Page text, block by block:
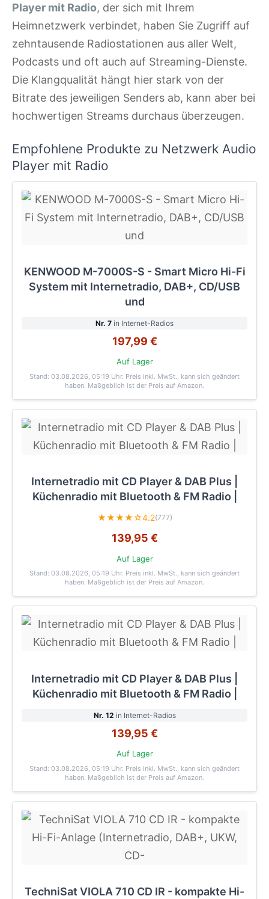
Player mit Radio, der sich mit Ihrem
Heimnetzwerk verbindet, haben Sie Zugriff auf
zehntausende Radiostationen aus aller Welt,
Podcasts und oft auch auf Streaming-Dienste.
Die Klangqualität hängt hier stark von der
Bitrate des jeweiligen Senders ab, kann aber bei
hochwertigen Streams durchaus überzeugen.
Empfohlene Produkte zu Netzwerk Audio
Player mit Radio
KENWOOD M-7000S-S - Smart Micro Hi-Fi
System mit Internetradio, DAB+, CD/USB
und
Nr. 7 in Internet-Radios
197,99 €
Auf Lager
Stand: 03.08.2026, 05:19 Uhr. Preis inkl. MwSt., kann sich geändert
haben. Maßgeblich ist der Preis auf Amazon.
Internetradio mit CD Player & DAB Plus |
Küchenradio mit Bluetooth & FM Radio |
★★★★☆4.2(777)
139,95 €
Auf Lager
Stand: 03.08.2026, 05:19 Uhr. Preis inkl. MwSt., kann sich geändert
haben. Maßgeblich ist der Preis auf Amazon.
Internetradio mit CD Player & DAB Plus |
Küchenradio mit Bluetooth & FM Radio |
Nr. 12 in Internet-Radios
139,95 €
Auf Lager
Stand: 03.08.2026, 05:19 Uhr. Preis inkl. MwSt., kann sich geändert
haben. Maßgeblich ist der Preis auf Amazon.
TechniSat VIOLA 710 CD IR - kompakte Hi-